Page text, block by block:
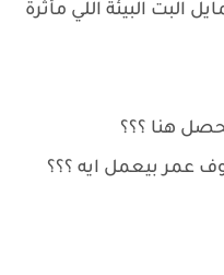
البت البيئة اللي مأثرة
هنا ؟؟؟
عمر بيعمل ايه ؟؟؟